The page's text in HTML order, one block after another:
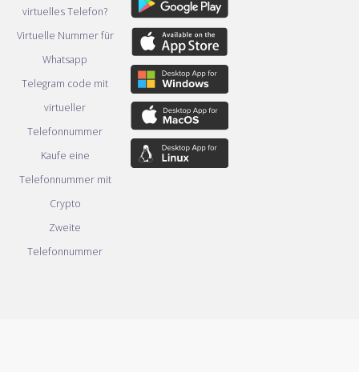
virtuelles Telefon?
Virtuelle Nummer für
Whatsapp
Telegram code mit
virtueller
Telefonnummer
Kaufe eine
Telefonnummer mit
Crypto
Zweite
Telefonnummer